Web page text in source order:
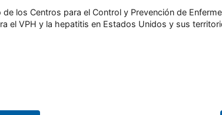
los Centros para el Control y Prevención de
el VPH y la hepatitis en Estados Unidos y sus